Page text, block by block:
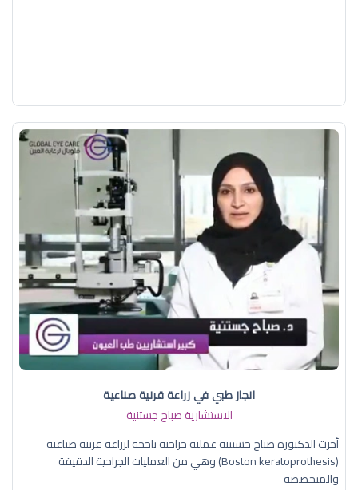
انجاز طبي في زراعة قرنية صناعية
الاستشارية صباح جستنية
أجرت الدكتورة صباح جستنية عملية جراحية ناجحة لزراعة قرنية صناعية
(Boston keratoprothesis) وهي من العمليات الجراحية الدقيقة
والمتخصصة